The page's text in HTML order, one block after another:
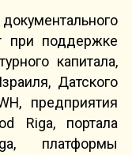
при поддержке
капитала,
Датского
предприятия
Riga, портала
платформы